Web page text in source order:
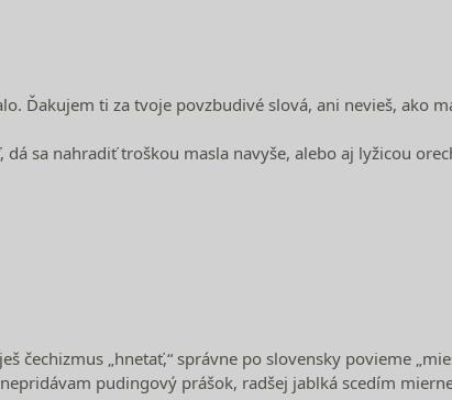
Ďakujem ti za tvoje povzbudivé slová, ani nevieš, ako
dá sa nahradiť troškou masla navyše, alebo aj lyžicou
čechizmus „hnetať,“ správne po slovensky povieme
pudingový prášok, radšej jablká scedím